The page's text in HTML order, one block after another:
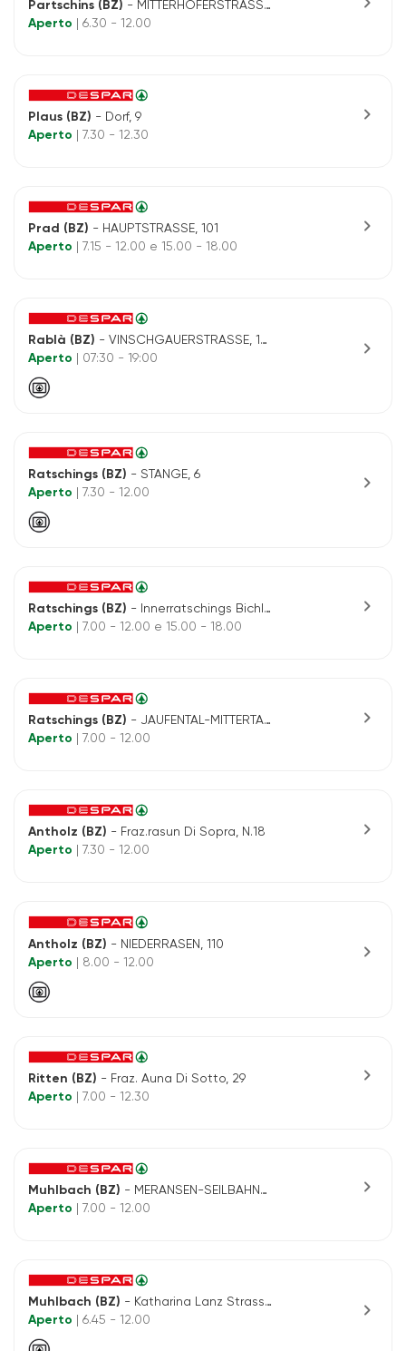
Partschins (BZ) - MITTERHOFERSTRASSE, 9
Aperto
| 6.30 - 12.00
Plaus (BZ) - Dorf, 9
Aperto
| 7.30 - 12.30
chevron_right
Prad (BZ) - HAUPTSTRASSE, 101
Aperto
| 7.15 - 12.00 e 15.00 - 18.00
chevron_right
Rablà (BZ) - VINSCHGAUERSTRASSE, 16- RABLAND
Aperto
| 07:30 - 19:00 chevron_right
Ratschings (BZ) - STANGE, 6
Aperto
| 7.30 - 12.00 chevron_right
Ratschings (BZ) - Innerratschings Bichl 8
Aperto
| 7.00 - 12.00 e 15.00 - 18.00
chevron_right
Ratschings (BZ) - JAUFENTAL-MITTERTAL, 49
Aperto
| 7.00 - 12.00
chevron_right
Antholz (BZ) - Fraz.rasun Di Sopra, N.18
Aperto
| 7.30 - 12.00
chevron_right
Antholz (BZ) - NIEDERRASEN, 110
Aperto
| 8.00 - 12.00 chevron_right
Ritten (BZ) - Fraz. Auna Di Sotto, 29
Aperto
| 7.00 - 12.30
chevron_right
Muhlbach (BZ) - MERANSEN-SEILBAHNPLATZ, 111
Aperto
| 7.00 - 12.00
chevron_right
Muhlbach (BZ) - Katharina Lanz Strasse 63
Aperto
| 6.45 - 12.00 chevron_right